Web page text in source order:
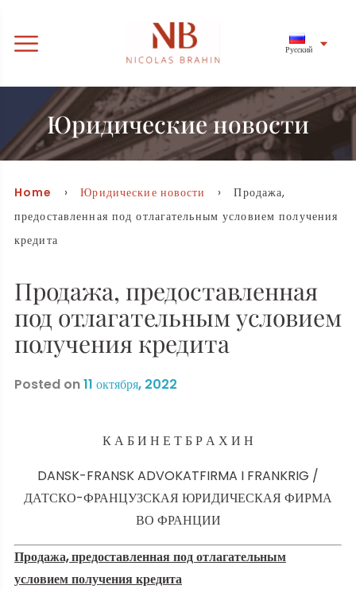
Русский
Юридические новости
Home ›Юридические новости
› Продажа,
предоставленная под отлагательным условием получения
кредита
Продажа, предоставленная
под отлагательным условием
получения кредита
Posted on11 октября, 2022
К А Б И Н Е Т Б Р А Х И Н
DANSK-FRANSK ADVOKATFIRMA I FRANKRIG /
ДАТСКО-ФРАНЦУЗСКАЯ ЮРИДИЧЕСКАЯ ФИРМА
ВО ФРАНЦИИ
Продажа, предоставленная под отлагательным
условием получения кредита